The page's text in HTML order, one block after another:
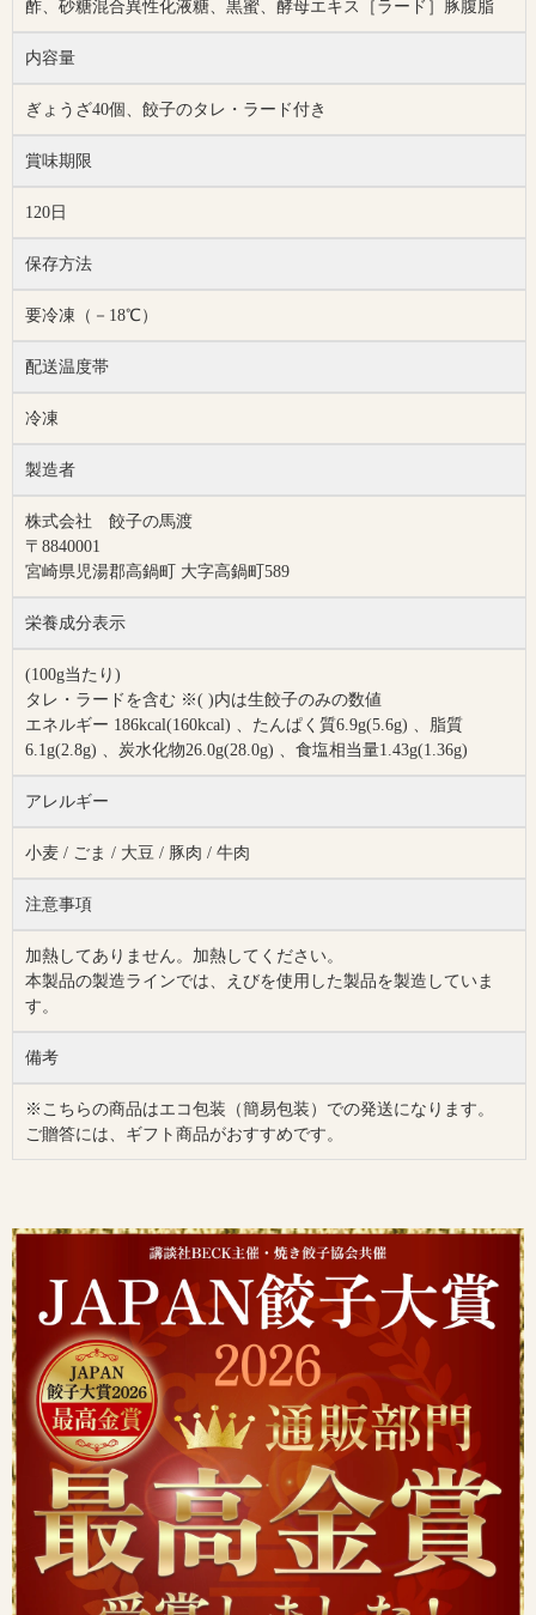
酢、砂糖混合異性化液糖、黒蜜、酵母エキス［ラード］豚腹脂
内容量
ぎょうざ40個、餃子のタレ・ラード付き
賞味期限
120日
保存方法
要冷凍（－18℃）
配送温度帯
冷凍
製造者
株式会社 餃子の馬渡
〒8840001
宮崎県児湯郡高鍋町 大字高鍋町589
栄養成分表示
(100g当たり)
タレ・ラードを含む ※( )内は生餃子のみの数値
エネルギー 186kcal(160kcal) 、たんぱく質6.9g(5.6g) 、脂質
6.1g(2.8g) 、炭水化物26.0g(28.0g) 、食塩相当量1.43g(1.36g)
アレルギー
小麦 / ごま / 大豆 / 豚肉 / 牛肉
注意事項
加熱してありません。加熱してください。
本製品の製造ラインでは、えびを使用した製品を製造していま
す。
備考
※こちらの商品はエコ包装（簡易包装）での発送になります。
ご贈答には、ギフト商品がおすすめです。